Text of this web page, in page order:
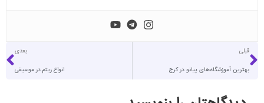
قبلی
بهترین آموزشگاه‌های پیانو در کرج
بعدی
انواع ریتم در موسیقی